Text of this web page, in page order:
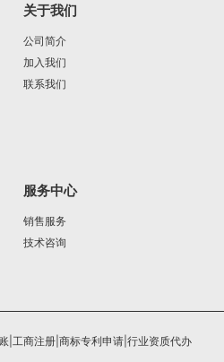
关于我们
公司简介
加入我们
联系我们
服务中心
销售服务
技术咨询
|工商注册|商标专利申请|行业资质代办